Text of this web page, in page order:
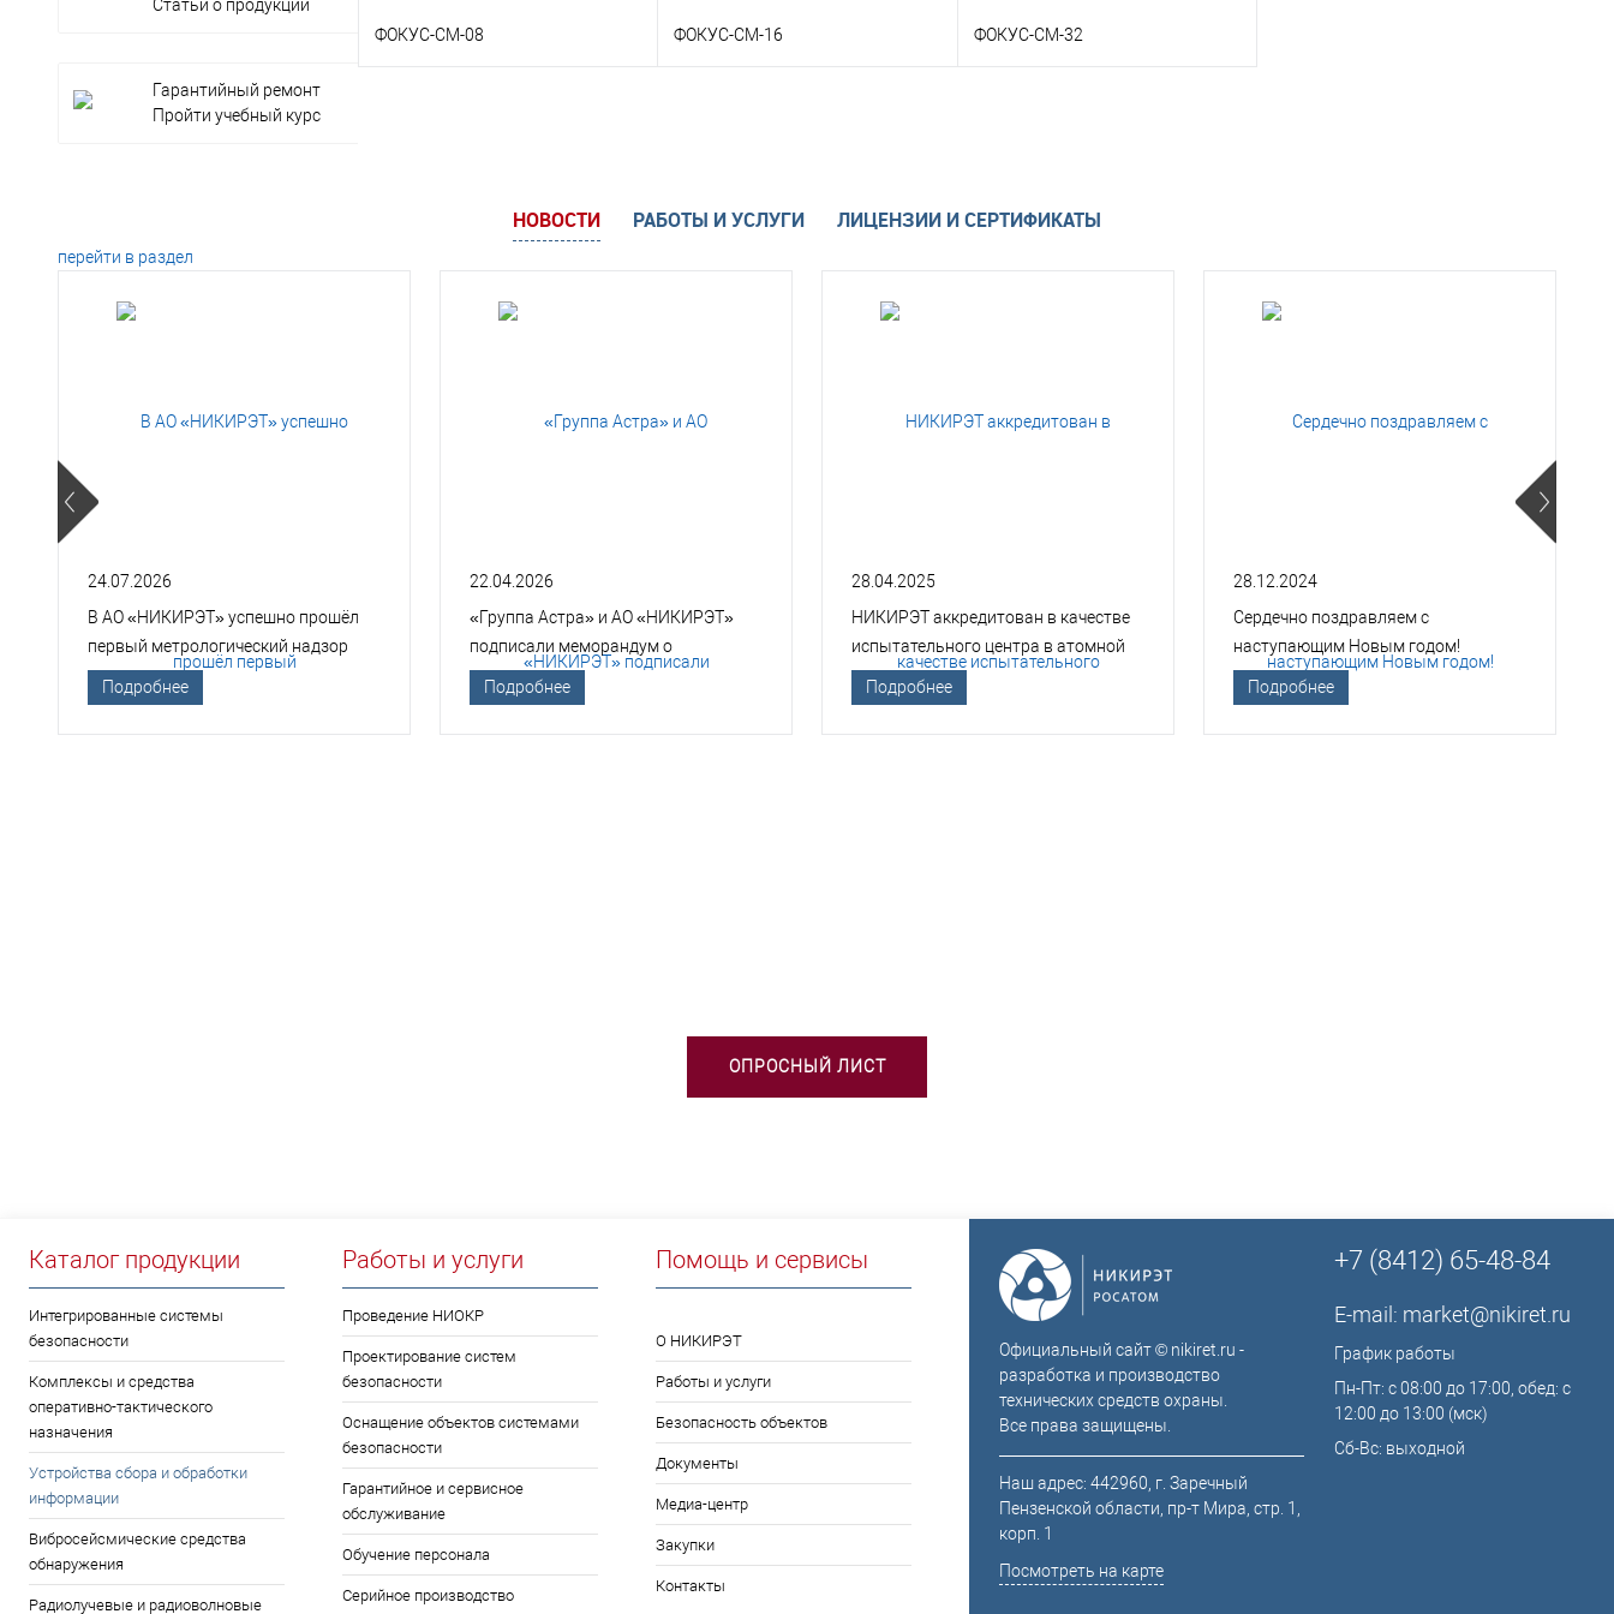
Статьи о продукции
Гарантийный ремонт
Пройти учебный курс
ФОКУС-СМ-08
Под заказ
ФОКУС-СМ-16
В избранное
Под заказ
ФОКУС-СМ-32
В избранное
НОВОСТИ РАБОТЫ И УСЛУГИ ЛИЦЕНЗИИ И СЕРТИФИКАТЫ
перейти в раздел
24.07.2026
В АО «НИКИРЭТ» успешно прошёл
первый метрологический надзор
Госкорпорации «Росатом»
Подробнее
22.04.2026
«Группа Астра» и АО «НИКИРЭТ»
подписали меморандум о
технологическом сотрудничестве
Подробнее
28.04.2025
НИКИРЭТ аккредитован в качестве
испытательного центра в атомной
отрасли
Подробнее
28.12.2024
Сердечно поздравляем с
наступающим Новым годом!
Подробнее
ОПРОСНЫЙ ЛИСТ
Каталог продукции
Интегрированные системы
безопасности
Комплексы и средства
оперативно-тактического
назначения
Устройства сбора и обработки
информации
Вибросейсмические средства
обнаружения
Радиолучевые и радиоволновые
Работы и услуги
Проведение НИОКР
Проектирование систем
безопасности
Оснащение объектов системами
безопасности
Гарантийное и сервисное
обслуживание
Обучение персонала
Серийное производство
Помощь и сервисы
О НИКИРЭТ
Работы и услуги
Безопасность объектов
Документы
Медиа-центр
Закупки
Контакты
Официальный сайт © nikiret.ru -
разработка и производство
технических средств охраны.
Все права защищены.
Наш адрес: 442960, г. Заречный
Пензенской области, пр-т Мира, стр. 1,
корп. 1
Посмотреть на карте
+7 (8412) 65-48-84
E-mail: market@nikiret.ru
График работы
Пн-Пт: с 08:00 до 17:00, обед: с
12:00 до 13:00 (мск)
Сб-Вс: выходной